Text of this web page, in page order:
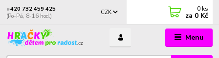
Menu
CZK
+420 732 459 425
(Po-Pá, 8-16 hod.)
0 ks
za 0 Kč